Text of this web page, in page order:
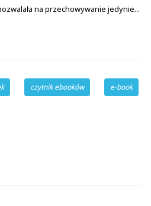
na przechowywanie jedynie...
czytnik ebooków e-book